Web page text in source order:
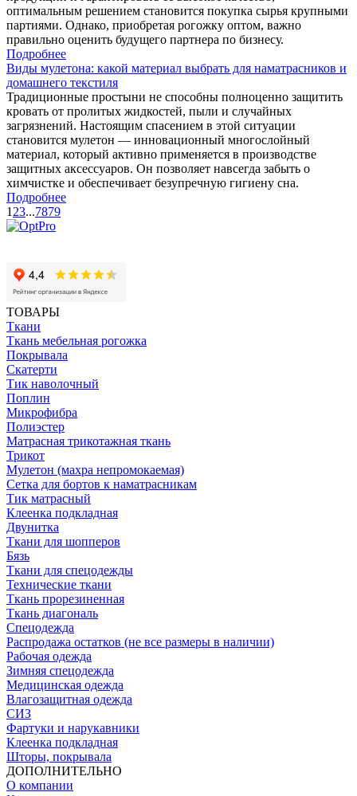
оптимальным решением становится покупка сырья крупными
партиями. Однако, приобретая рогожку оптом, важно
правильно оценить будущего партнера по бизнесу.
Подробнее
Виды мулетона: какой материал выбрать для наматрасников и
домашнего текстиля
Традиционные простыни не способны полноценно защитить
кровать от пролитых жидкостей, пыли и случайных
загрязнений. Настоящим спасением в этой ситуации
становится мулетон — инновационный многослойный
материал, который активно применяется в производстве
защитных аксессуаров. Он позволяет навсегда забыть о
химчистке и обеспечивает безупречную гигиену сна.
Подробнее
1 23...7879
ТОВАРЫ
Ткани
Ткань мебельная рогожка
Покрывала
Скатерти
Тик наволочный
Поплин
Микрофибра
Полиэстер
Матрасная трикотажная ткань
Трикот
Мулетон (махра непромокаемая)
Сетка для бортов к наматрасникам
Тик матрасный
Клеенка подкладная
Двунитка
Ткани для шопперов
Бязь
Ткани для спецодежды
Технические ткани
Ткань прорезиненная
Ткань диагональ
Спецодежда
Распродажа остатков (не все размеры в наличии)
Рабочая одежда
Зимняя спецодежда
Медицинская одежда
Влагозащитная одежда
СИЗ
Фартуки и нарукавники
Клеенка подкладная
Шторы, покрывала
ДОПОЛНИТЕЛЬНО
О компании